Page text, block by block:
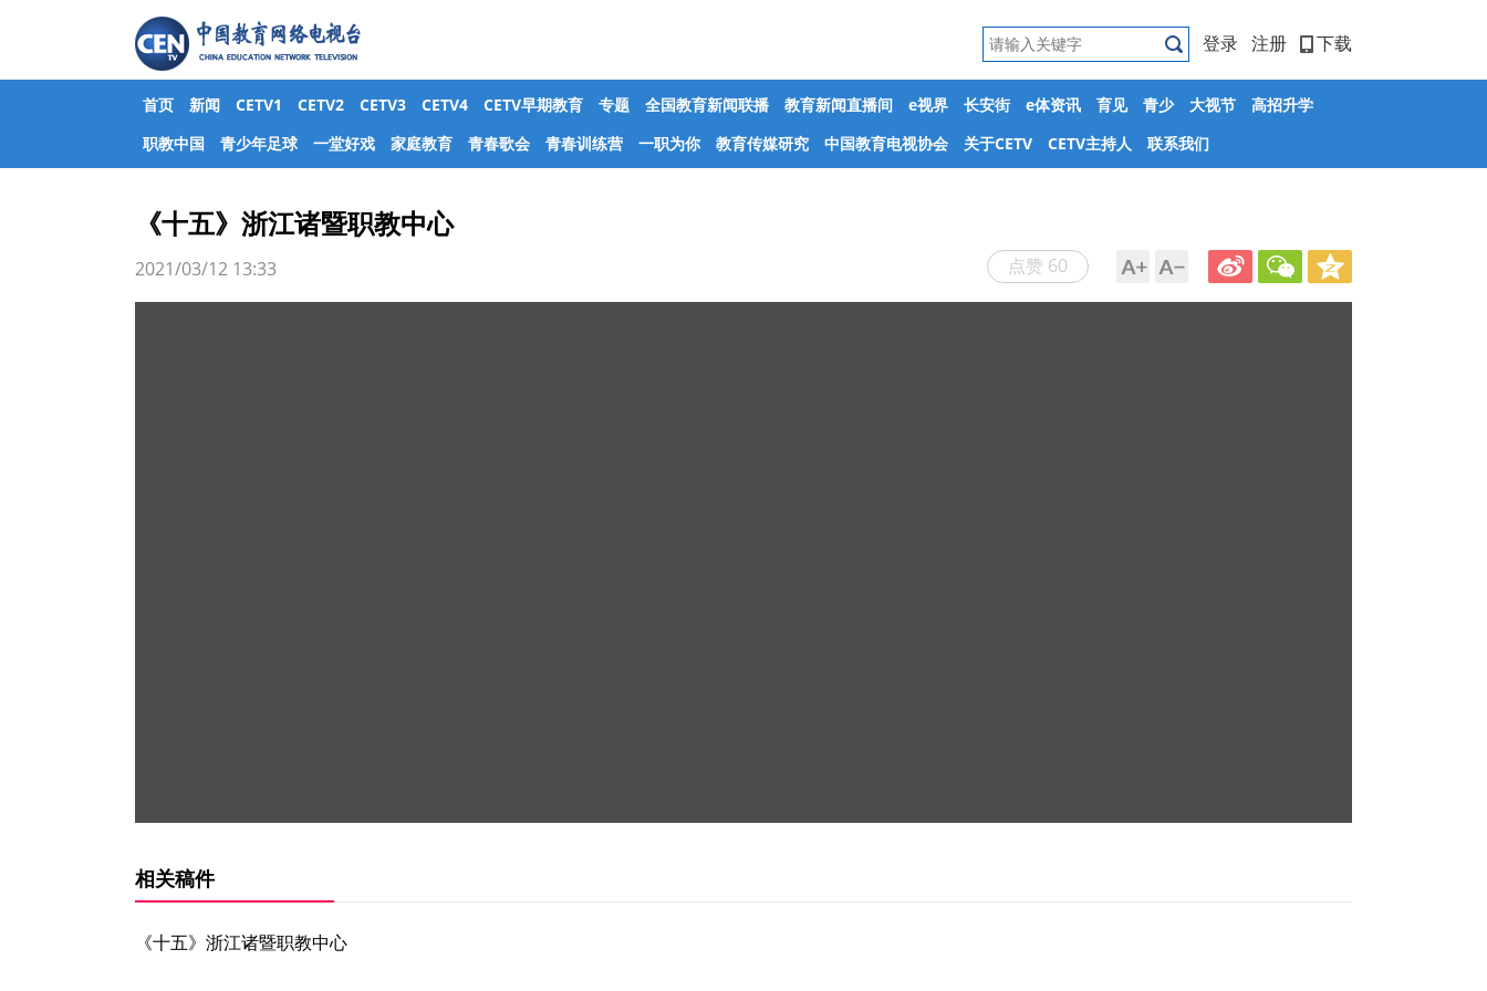
登录 注册 下载
首页 新闻 CETV1 CETV2 CETV3 CETV4 CETV早期教育 专题 全国教育新闻联播 教育新闻直播间 e视界 长安街 e体资讯 育见 青少 大视节
高招升学
职教中国
青少年足球 一堂好戏 家庭教育 青春歌会 青春训练营 一职为你 教育传媒研究 中国教育电视协会 关于CETV CETV主持人 联系我们
《十五》浙江诸暨职教中心
点赞 60
2021/03/12 13:33
相关稿件
《十五》浙江诸暨职教中心